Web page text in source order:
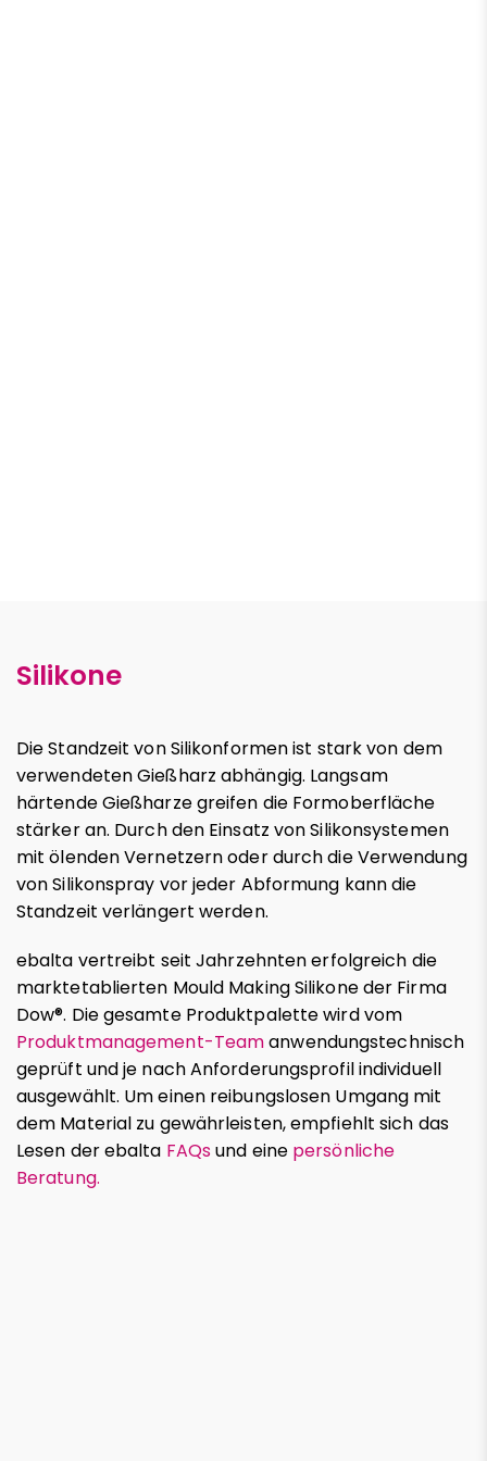
Silikone
Die Standzeit von Silikonformen ist stark von dem
verwendeten Gießharz abhängig. Langsam
härtende Gießharze greifen die Formoberfläche
stärker an. Durch den Einsatz von Silikonsystemen
mit ölenden Vernetzern oder durch die Verwendung
von Silikonspray vor jeder Abformung kann die
Standzeit verlängert werden.
ebalta vertreibt seit Jahrzehnten erfolgreich die
marktetablierten Mould Making Silikone der Firma
Dow®. Die gesamte Produktpalette wird vom
Produktmanagement-Teamanwendungstechnisch
geprüft und je nach Anforderungsprofil individuell
ausgewählt. Um einen reibungslosen Umgang mit
dem Material zu gewährleisten, empfiehlt sich das
Lesen der ebalta FAQsund eine persönliche
Beratung.